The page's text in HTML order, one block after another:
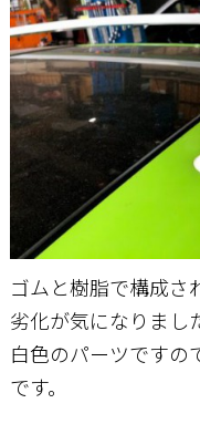
ゴムと樹脂で構成さ
劣化が気になりまし
白色のパーツですの
です。